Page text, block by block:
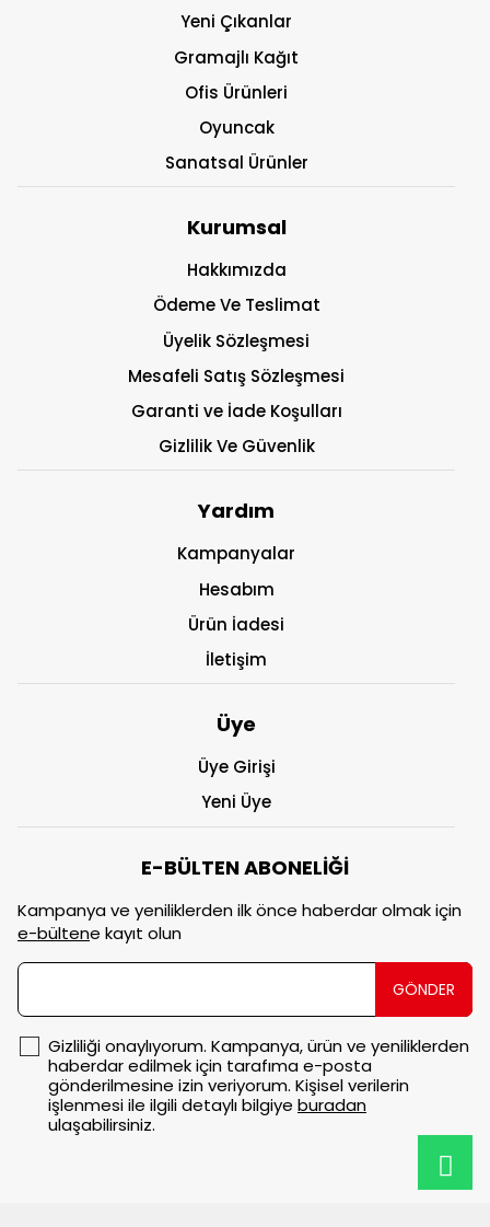
Yeni Çıkanlar
Gramajlı Kağıt
Ofis Ürünleri
Oyuncak
Sanatsal Ürünler
Kurumsal
Hakkımızda
Ödeme Ve Teslimat
Üyelik Sözleşmesi
Mesafeli Satış Sözleşmesi
Garanti ve İade Koşulları
Gizlilik Ve Güvenlik
Yardım
Kampanyalar
Hesabım
Ürün İadesi
İletişim
Üye
Üye Girişi
Yeni Üye
E-BÜLTEN ABONELİĞİ
Kampanya ve yeniliklerden ilk önce haberdar olmak için
e-bültene kayıt olun
GÖNDER
Gizliliği onaylıyorum. Kampanya, ürün ve yeniliklerden
haberdar edilmek için tarafıma e-posta
gönderilmesine izin veriyorum. Kişisel verilerin
işlenmesi ile ilgili detaylı bilgiye buradan
ulaşabilirsiniz.